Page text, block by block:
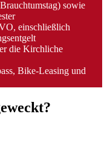
sowie
einschließlich
die Kirchliche
Bike-Leasing und